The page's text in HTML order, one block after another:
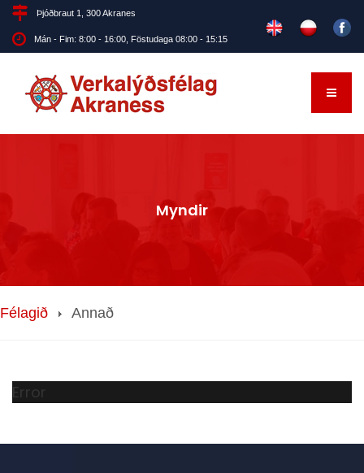
Þjóðbraut 1, 300 Akranes
Mán - Fim: 8:00 - 16:00, Föstudaga 08:00 - 15:15
Myndir
Félagið Annað
Error